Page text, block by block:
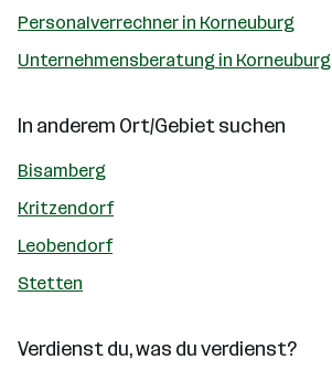
Personalverrechner in Korneuburg
Unternehmensberatung in Korneuburg
In anderem Ort/Gebiet suchen
Bisamberg
Kritzendorf
Leobendorf
Stetten
Verdienst du, was du verdienst?